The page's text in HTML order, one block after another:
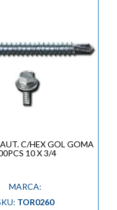
C/HEX GOL GOMA
10 X 3/4
MARCA:
TOR0260